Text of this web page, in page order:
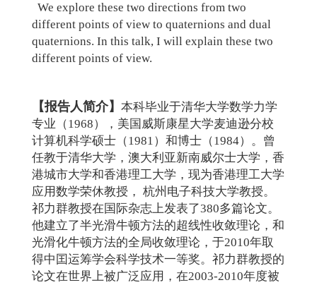
We explore these two directions from two
different points of view to quaternions and dual
quaternions. In this talk, I will explain these two
different points of view.
【报告人简介】 本科毕业于清华大学数学力学
专业（1968），美国威斯康星大学麦迪逊分校
计算机科学硕士（1981）和博士（1984）。曾
任教于清华大学，澳大利亚新南威尔士大学，香
港城市大学和香港理工大学，现为香港理工大学
应用数学荣休教授， 杭州电子科技大学教授。
祁力群教授在国际杂志上发表了380多篇论文。
他建立了半光滑牛顿方法的超线性收敛理论，和
光滑化牛顿方法的全局收敛理论，于2010年取
得中囯运筹学会科学技术一等奖。祁力群教授的
论文在世界上被广泛应用，在2003-2010年度被